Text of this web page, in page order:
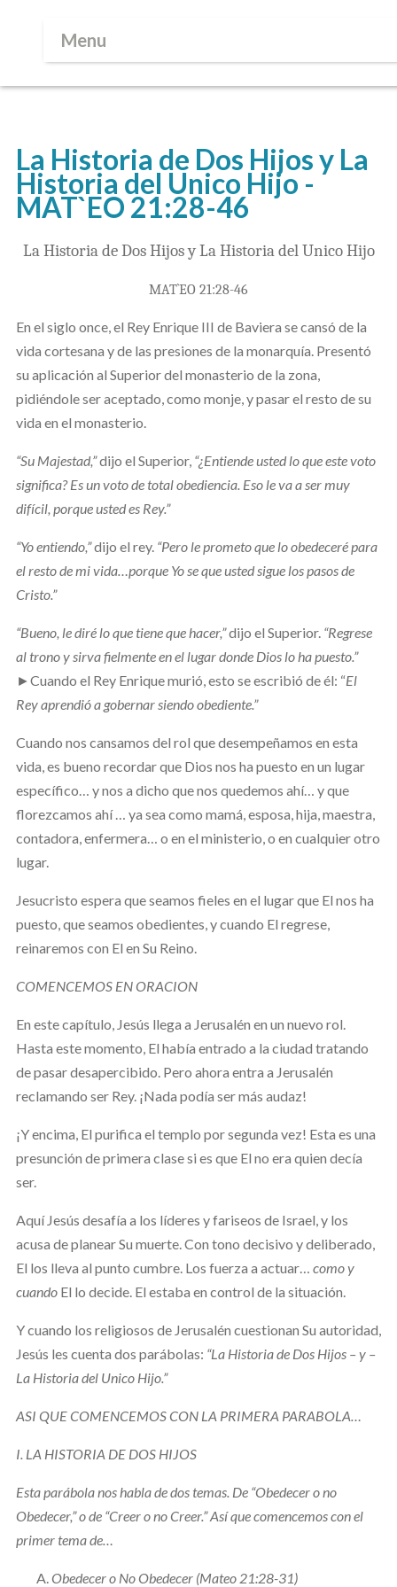
Menu
La Historia de Dos Hijos y La
Historia del Unico Hijo -
MAT`EO 21:28-46
La Historia de Dos Hijos y La Historia del Unico Hijo
MAT`EO 21:28-46
En el siglo once, el Rey Enrique III de Baviera se cansó de la
vida cortesana y de las presiones de la monarquía. Presentó
su aplicación al Superior del monasterio de la zona,
pidiéndole ser aceptado, como monje, y pasar el resto de su
vida en el monasterio.
“Su Majestad,”dijo el Superior,“¿Entiende usted lo que este voto
significa? Es un voto de total obediencia. Eso le va a ser muy
difícil, porque usted es Rey.”
“Yo entiendo,”dijo el rey. “Pero le prometo que lo obedeceré para
el resto de mi vida…porque Yo se que usted sigue los pasos de
Cristo.”
“Bueno, le diré lo que tiene que hacer,”dijo el Superior.“Regrese
al trono y sirva fielmente en el lugar donde Dios lo ha puesto.”
► Cuando el Rey Enrique murió, esto se escribió de él: “El
Rey aprendió a gobernar siendo obediente.”
Cuando nos cansamos del rol que desempeñamos en esta
vida, es bueno recordar que Dios nos ha puesto en un lugar
específico… y nos a dicho que nos quedemos ahí… y que
florezcamos ahí … ya sea como mamá, esposa, hija, maestra,
contadora, enfermera… o en el ministerio, o en cualquier otro
lugar.
Jesucristo espera que seamos fieles en el lugar que El nos ha
puesto, que seamos obedientes, y cuando El regrese,
reinaremos con El en Su Reino.
COMENCEMOS EN ORACION
En este capítulo, Jesús llega a Jerusalén en un nuevo rol.
Hasta este momento, El había entrado a la ciudad tratando
de pasar desapercibido. Pero ahora entra a Jerusalén
reclamando ser Rey. ¡Nada podía ser más audaz!
¡Y encima, El purifica el templo por segunda vez! Esta es una
presunción de primera clase si es que El no era quien decía
ser.
Aquí Jesús desafía a los líderes y fariseos de Israel, y los
acusa de planear Su muerte. Con tono decisivo y deliberado,
El los lleva al punto cumbre. Los fuerza a actuar… como y
cuandoEl lo decide. El estaba en control de la situación.
Y cuando los religiosos de Jerusalén cuestionan Su autoridad,
Jesús les cuenta dos parábolas: “La Historia de Dos Hijos – y –
La Historia del Unico Hijo.”
ASI QUE COMENCEMOS CON LA PRIMERA PARABOLA…
I. LA HISTORIA DE DOS HIJOS
Esta parábola nos habla de dos temas. De “Obedecer o no
Obedecer,” o de “Creer o no Creer.” Así que comencemos con el
primer tema de…
Obedecer o No Obedecer (Mateo 21:28-31)